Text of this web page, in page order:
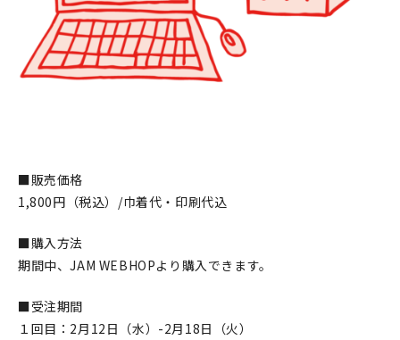
■販売価格
1,800円（税込）/巾着代・印刷代込
■購入方法
期間中、JAM WEBHOPより購入できます。
■受注期間
１回目：2月12日（水）-2月18日（火）